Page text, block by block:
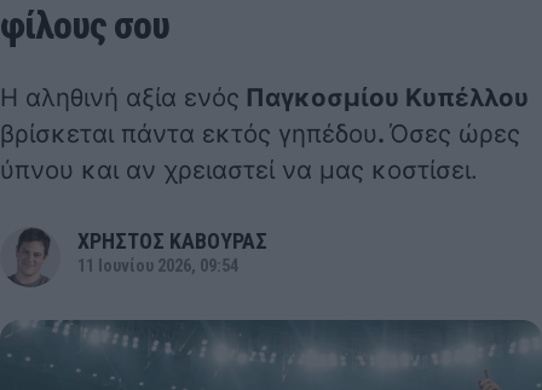
φίλους σου
Η αληθινή αξία ενός Παγκοσμίου Κυπέλλου
βρίσκεται πάντα εκτός γηπέδου. Όσες ώρες
ύπνου και αν χρειαστεί να μας κοστίσει.
ΧΡΗΣΤΟΣ ΚΑΒΟΥΡΑΣ
11 Ιουνίου 2026, 09:54